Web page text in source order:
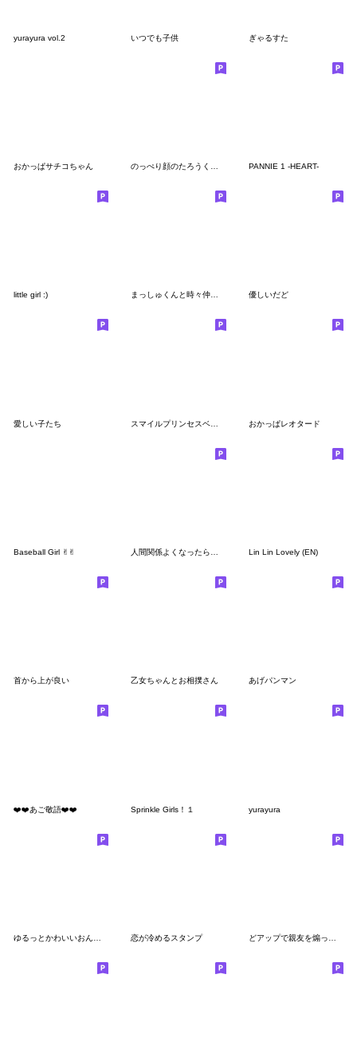
yurayura vol.2 いつでも子供 ぎゃるすた
おかっぱサチコちゃん PANNIE 1 -HEART-
little girl :) まっしゅくんと時々仲間たち2 優しいだど
愛しい子たち おかっぱレオタード
Baseball Girl ✌︎︎✌︎︎ Lin Lin Lovely (EN)
首から上が良い 乙女ちゃんとお相撲さん あげパンマン
❤️❤️あご敬語❤️❤️ Sprinkle Girls！１ yurayura
恋が冷めるスタンプ